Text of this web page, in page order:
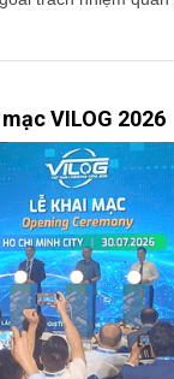
VILOG 2026